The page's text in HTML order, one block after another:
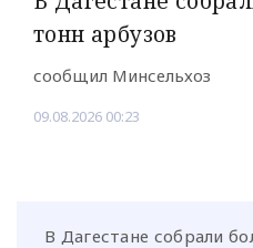
тонн арбузов
сообщил Минсельхоз
09.08.2026 00:23
В Дагестане собрали